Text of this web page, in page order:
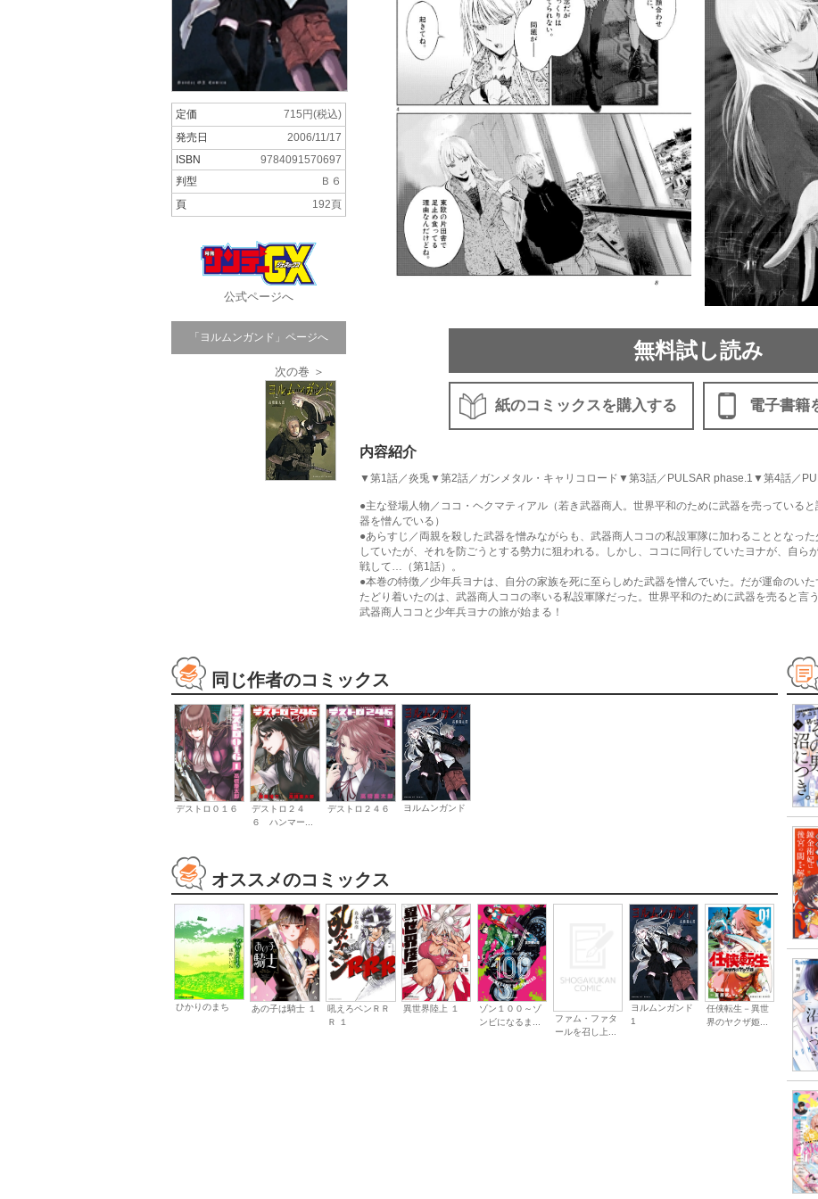
定価
715円(税込)
発売日
2006/11/17
ISBN
9784091570697
判型
Ｂ６
頁
192頁
公式ページへ
「ヨルムンガンド」ページへ
次の巻 ＞
無料試し読み
紙のコミックスを購入する 電子書籍
内容紹介
▼第1話／炎兎▼第2話／ガンメタル・キャリコロード▼第3話／PULSAR phase.1▼第4話／
●主な登場人物／ココ・ヘクマティアル（若き武器商人。世界平和のために武器を売っている
器を憎んでいる）
●あらすじ／両親を殺した武器を憎みながらも、武器商人ココの私設軍隊に加わることとなっ
していたが、それを防ごうとする勢力に狙われる。しかし、ココに同行していたヨナが、自ら
戦して…（第1話）。
●本巻の特徴／少年兵ヨナは、自分の家族を死に至らしめた武器を憎んでいた。だが運命のい
たどり着いたのは、武器商人ココの率いる私設軍隊だった。世界平和のために武器を売ると言
武器商人ココと少年兵ヨナの旅が始まる！
同じ作者のコミックス
デストロ０１６
デストロ２４
６ ハンマー...
デストロ２４６ ヨルムンガンド
オススメのコミックス
ひかりのまち あの子は騎士 １
吼えろペンＲＲ
Ｒ １
異世界陸上 １
ゾン１００～ゾ
ンビになるま...
ファム・ファタ
ールを召し上...
ヨルムンガンド
1
任侠転生－異世
界のヤクザ姫...